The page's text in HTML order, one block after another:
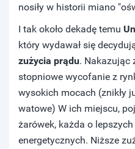
nosiły w historii miano
I tak około dekadę temu
który wydawał się
zużycia prądu. Nakazując
stopniowe wycofanie z
wysokich mocach (znikły
watowe) W ich miejscu,
żarówek, każda o
energetycznych. Niższe